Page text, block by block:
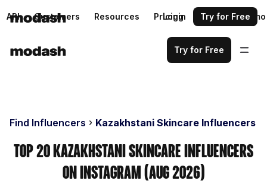
API Customers Resources Pricing Request a demo
Login Try for Free
Try for Free
Find Influencers Kazakhstani Skincare Influencers
Top 20 Kazakhstani Skincare Influencers
on Instagram (Aug 2026)